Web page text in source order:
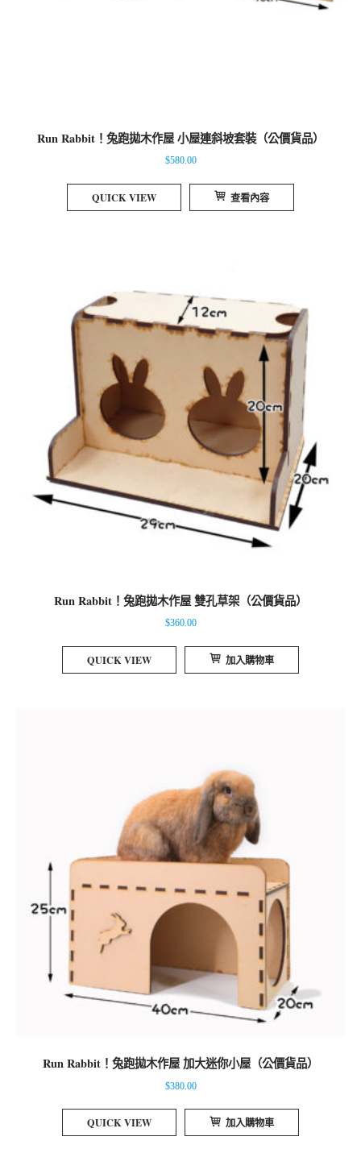
Run Rabbit！兔跑拋木作屋 小屋連斜坡套裝（公價貨品）
$580.00
QUICK VIEW 查看內容
Run Rabbit！兔跑拋木作屋 雙孔草架（公價貨品）
$360.00
QUICK VIEW 加入購物車
Run Rabbit！兔跑拋木作屋 加大迷你小屋（公價貨品）
$380.00
QUICK VIEW 加入購物車